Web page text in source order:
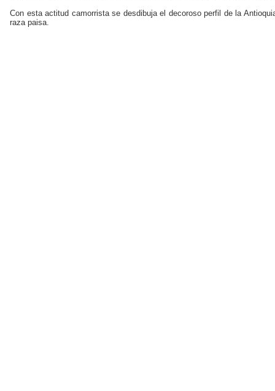
Con esta actitud camorrista se desdibuja el decoroso per­fil de la
raza paisa.